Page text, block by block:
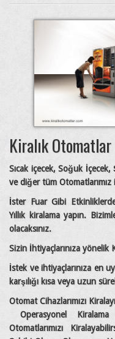
Kiralık Otomatlar
Sıcak içecek, Soğuk
ve diğer tüm
İster Fuar Gibi
Yıllık kiralama yapın.
olacaksınız.
Sizin İhtiyaçlarınıza yönelik
İstek ve ihtiyaçlarınıza en
karşılığı kısa veya uzun
Otomat Cihazlarımızı
Operasyonel
Otomatlarımızı